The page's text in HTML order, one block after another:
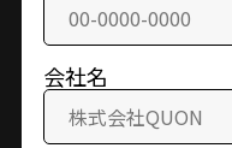
会社名